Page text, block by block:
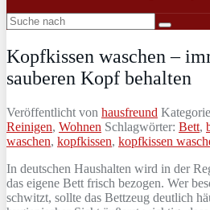
Kopfkissen waschen –
sauberen Kopf behalten
Veröffentlicht von hausfreund
Reinigen, Wohnen Schlagwörter: Bett,
waschen, kopfkissen, kopfkissen
In deutschen Haushalten wird in der
das eigene Bett frisch bezogen. Wer
schwitzt, sollte das Bettzeug deutlich